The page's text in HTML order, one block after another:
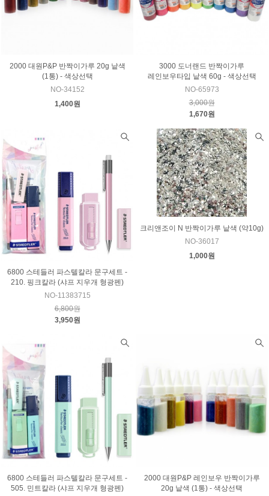
2000 대원P&P 반짝이가루 20g 낱색
(1통) - 색상선택
NO-34152
1,400원
3000 도너랜드 반짝이가루
레인보우타입 낱색 60g - 색상선택
NO-65973
3,000원
1,670원
6800 스테들러 파스텔칼라 문구세트 -
210. 핑크칼라 (샤프 지우개 형광펜)
NO-11383715
6,800원
3,950원
크리앤조이 N 반짝이가루 낱색 (약10g)
NO-36017
1,000원
6800 스테들러 파스텔칼라 문구세트 -
505. 민트칼라 (샤프 지우개 형광펜)
2000 대원P&P 레인보우 반짝이가루
20g 낱색 (1통) - 색상선택